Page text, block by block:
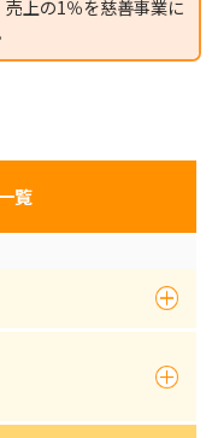
上の1％を慈善事業に
覧